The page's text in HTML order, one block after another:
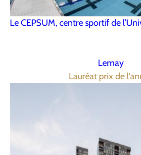
Le CEPSUM, centre sportif de
Lemay
Lauréat prix de